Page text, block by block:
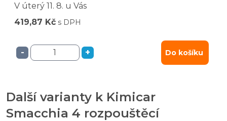
V úterý 11. 8. u Vás
419,87 Kč s DPH
- + Do košíku
Další varianty k Kimicar
Smacchia 4 rozpouštěcí